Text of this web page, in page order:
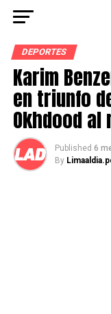
DEPORTES
Karim
en triunfo
Okhdood
Published 6
By